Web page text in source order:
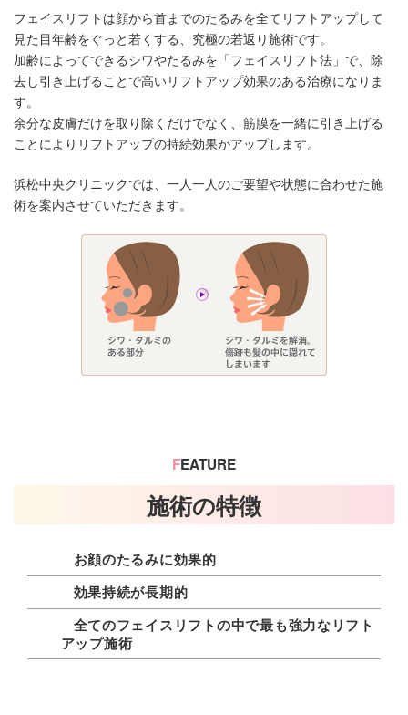
フェイスリフトは顔から首までのたるみを全てリフトアップして
見た目年齢をぐっと若くする、究極の若返り施術です。
加齢によってできるシワやたるみを「フェイスリフト法」で、除
去し引き上げることで高いリフトアップ効果のある治療になりま
す。
余分な皮膚だけを取り除くだけでなく、筋膜を一緒に引き上げる
ことによりリフトアップの持続効果がアップします。
浜松中央クリニックでは、一人一人のご要望や状態に合わせた施
術を案内させていただきます。
FEATURE
施術の特徴
お顔のたるみに効果的
効果持続が長期的
全てのフェイスリフトの中で最も強力なリフト
アップ施術